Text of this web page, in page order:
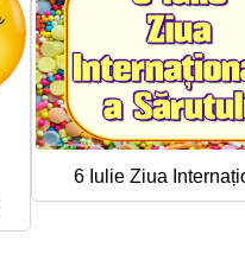
6 Iulie Ziua